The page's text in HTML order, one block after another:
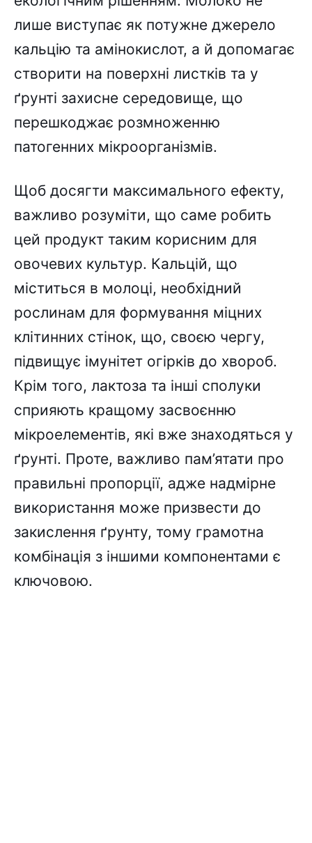
лише виступає як потужне джерело
кальцію та амінокислот, а й допомагає
створити на поверхні листків та у
ґрунті захисне середовище, що
перешкоджає розмноженню
патогенних мікроорганізмів.
Щоб досягти максимального ефекту,
важливо розуміти, що саме робить
цей продукт таким корисним для
овочевих культур. Кальцій, що
міститься в молоці, необхідний
рослинам для формування міцних
клітинних стінок, що, своєю чергу,
підвищує імунітет огірків до хвороб.
Крім того, лактоза та інші сполуки
сприяють кращому засвоєнню
мікроелементів, які вже знаходяться у
ґрунті. Проте, важливо пам’ятати про
правильні пропорції, адже надмірне
використання може призвести до
закислення ґрунту, тому грамотна
комбінація з іншими компонентами є
ключовою.